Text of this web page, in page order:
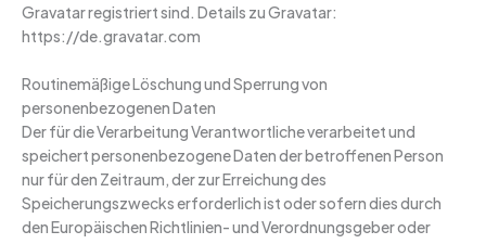
Gravatar registriert sind. Details zu Gravatar:
https://de.gravatar.com
Routinemäßige Löschung und Sperrung von
personenbezogenen Daten
Der für die Verarbeitung Verantwortliche verarbeitet und
speichert personenbezogene Daten der betroffenen Person
nur für den Zeitraum, der zur Erreichung des
Speicherungszwecks erforderlich ist oder sofern dies durch
den Europäischen Richtlinien- und Verordnungsgeber oder